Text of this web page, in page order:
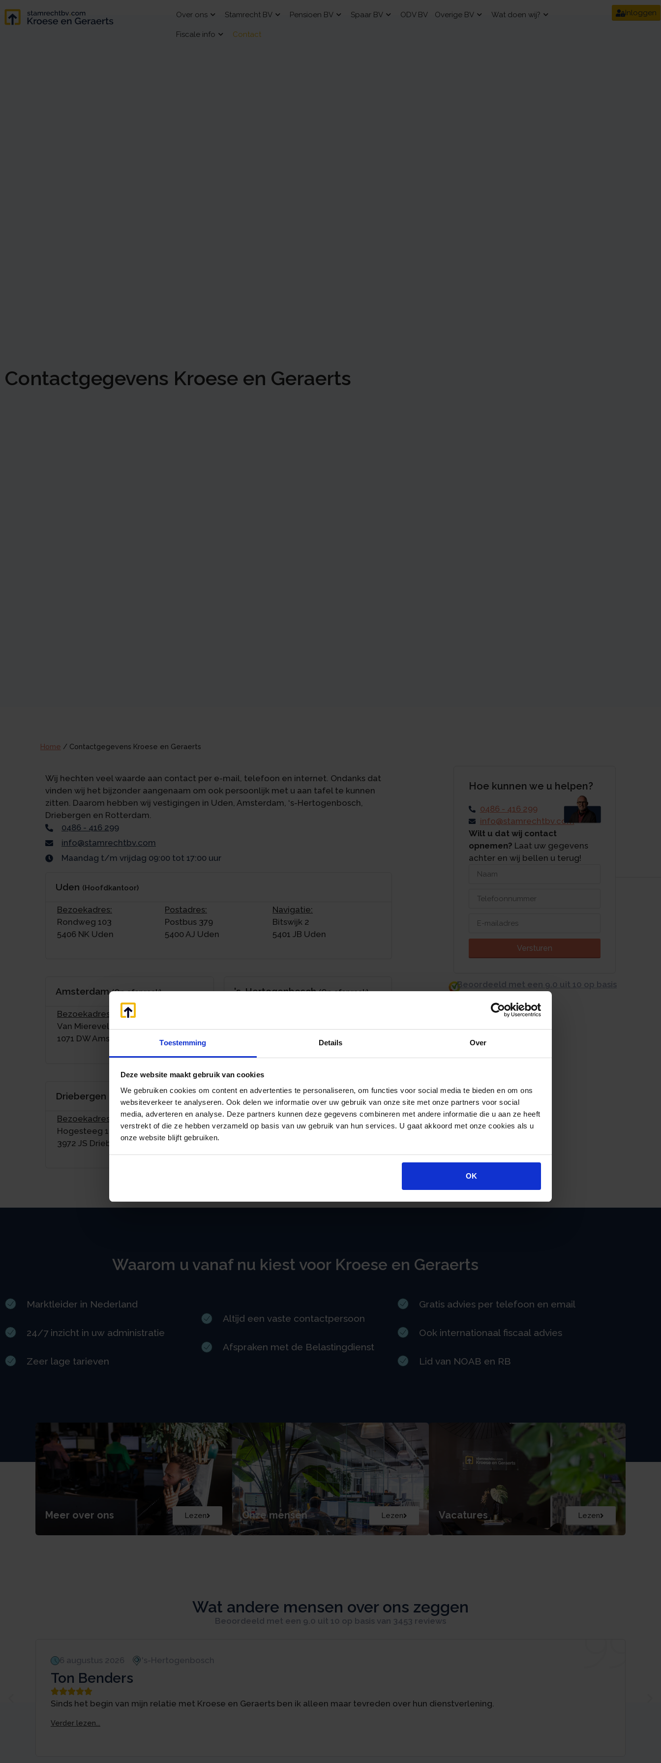
Toestemming Details Over
Deze website maakt gebruik van cookies
We gebruiken cookies om content en advertenties te personaliseren, om functies voor social media te bieden en om ons
websiteverkeer te analyseren. Ook delen we informatie over uw gebruik van onze site met onze partners voor social
media, adverteren en analyse. Deze partners kunnen deze gegevens combineren met andere informatie die u aan ze heeft
verstrekt of die ze hebben verzameld op basis van uw gebruik van hun services. U gaat akkoord met onze cookies als u
onze website blijft gebruiken.
OK
Over ons Stamrecht BV Pensioen BV Spaar BV ODV BV Overige BV Wat doen wij?
Fiscale info Contact
Inloggen
Contactgegevens Kroese en Geraerts
Home / Contactgegevens Kroese en Geraerts
Wij hechten veel waarde aan contact per e-mail, telefoon en internet. Ondanks dat
vinden wij het bijzonder aangenaam om ook persoonlijk met u aan tafel te kunnen
zitten. Daarom hebben wij vestigingen in Uden, Amsterdam, ‘s-Hertogenbosch,
Driebergen en Rotterdam.
0486 - 416 299
info@stamrechtbv.com
Maandag t/m vrijdag 09:00 tot 17:00 uur
Uden (Hoofdkantoor)
Bezoekadres:
Rondweg 103
5406 NK Uden
Postadres:
Postbus 379
5400 AJ Uden
Navigatie:
Bitswijk 2
5401 JB Uden
Amsterdam(Op afspraak)
Bezoekadres:
Van Miereveldstraat 13
1071 DW Amsterdam
's-Hertogenbosch(Op afspraak)
5211 TD ‘s-Hertogenbosch
Driebergen (Op afspraak)
Bezoekadres:
Hogesteeg 1
3972 JS Driebergen-Rijsenburg
Rotterdam (Op afspraak)
Bezoekadres:
Lichtenauerlaan 102-120
Hoe kunnen we u helpen?
0486 - 416 299
info@stamrechtbv.com
Wilt u dat wij contact
opnemen? Laat uw gegevens
achter en wij bellen u terug!
Versturen
Beoordeeld met een 9.0 uit 10 op basis
Waarom u vanaf nu kiest voor Kroese en Geraerts
Marktleider in Nederland
24/7 inzicht in uw administratie
Zeer lage tarieven
Altijd een vaste contactpersoon
Afspraken met de Belastingdienst
Gratis advies per telefoon en email
Ook internationaal fiscaal advies
Lid van NOAB en RB
Meer over ons Lezen Onze mensen Lezen Vacatures Lezen
Wat andere mensen over ons zeggen
Beoordeeld met een 9.0 uit 10 op basis van 3453 reviews
6 augustus 2026 's-Hertogenbosch
Ton Benders

Sinds het begin van mijn relatie met Kroese en Geraerts ben ik alleen maar tevreden over hun dienstverlening.
Verder lezen...